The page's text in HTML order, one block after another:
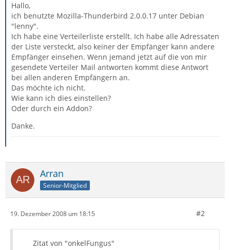
Hallo,
ich benutzte Mozilla-Thunderbird 2.0.0.17 unter Debian
"lenny".
Ich habe eine Verteilerliste erstellt. Ich habe alle Adressaten
der Liste versteckt, also keiner der Empfänger kann andere
Empfänger einsehen. Wenn jemand jetzt auf die von mir
gesendete Verteiler Mail antworten kommt diese Antwort
bei allen anderen Empfängern an.
Das möchte ich nicht.
Wie kann ich dies einstellen?
Oder durch ein Addon?
Danke.
Arran
Senior-Mitglied
19. Dezember 2008 um 18:15 #2
Zitat von "onkelFungus"